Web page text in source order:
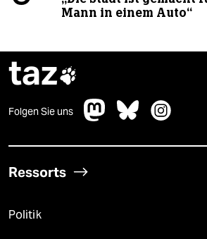
Mann in einem Auto“
taz
Folgen Sie uns
Ressorts
Politik